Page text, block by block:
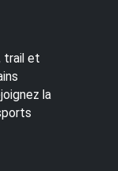
trail et
la